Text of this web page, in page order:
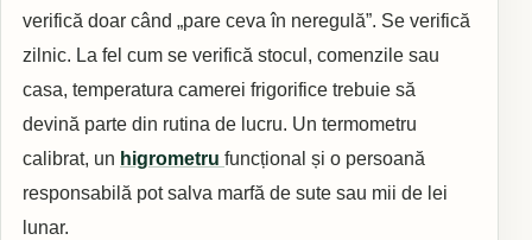
verifică doar când „pare ceva în neregulă”. Se verifică
zilnic. La fel cum se verifică stocul, comenzile sau
casa, temperatura camerei frigorifice trebuie să
devină parte din rutina de lucru. Un termometru
calibrat, un higrometru funcțional și o persoană
responsabilă pot salva marfă de sute sau mii de lei
lunar.